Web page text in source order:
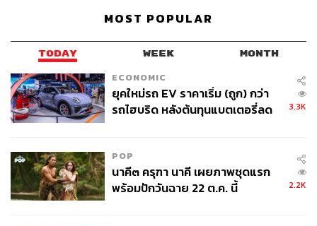
MOST POPULAR
TODAY WEEK MONTH
ECONOMIC
ยุคใหม่รถ EV ราคาเริ่ม (ถูก) กว่า
รถไฮบริด หลังต้นทุนแบตเตอรี่ลด
3.3K
POP
นาคี๓ ครุฑา นาคี เผยภาพชุดแรก
พร้อมปักวันฉาย 22 ต.ค. นี้
2.2K